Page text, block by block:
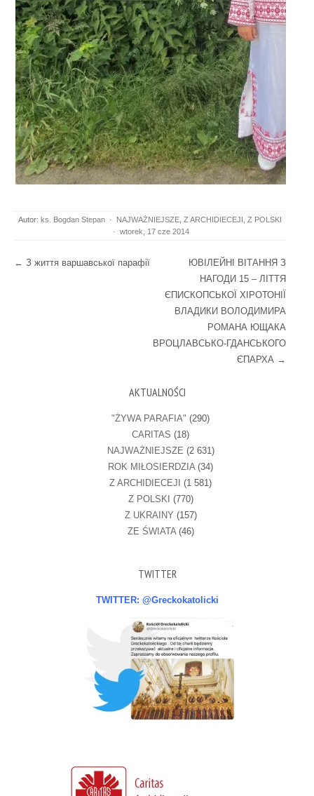
Autor: ks. Bogdan Stepan · NAJWAŻNIEJSZE Z ARCHIDIECEJI Z POLSKI
· wtorek, 17 cze 2014
Post navigation
← З життя варшавської парафії
ЮВІЛЕЙНІ ВІТАННЯ З
НАГОДИ 15 – ЛІТТЯ
ЄПИСКОПСЬКОЇ ХІРОТОНІЇ
ВЛАДИКИ ВОЛОДИМИРА
РОМАНА ЮЩАКА
ВРОЦЛАВСЬКО-ГДАНСЬКОГО
ЄПАРХА →
AKTUALNOŚCI
"ŻYWA PARAFIA" (290)
CARITAS (18)
NAJWAŻNIEJSZE (2 631)
ROK MIŁOSIERDZIA(34)
Z ARCHIDIECEJI (1 581)
Z POLSKI (770)
Z UKRAINY (157)
ZE ŚWIATA(46)
TWITTER
TWITTER: @Greckokatolicki